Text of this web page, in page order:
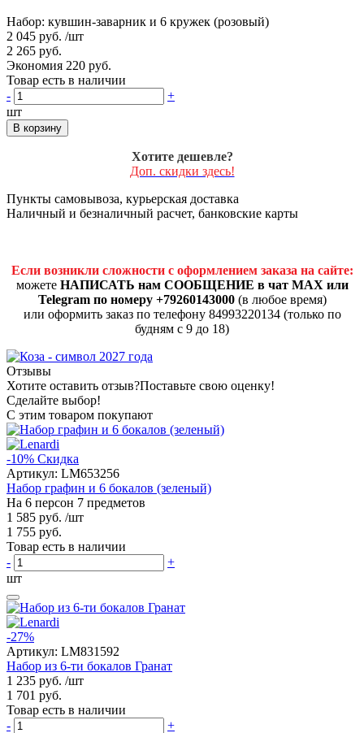
Набор: кувшин-заварник и 6 кружек (розовый)
2 045 руб. /шт
2 265 руб.
Экономия 220 руб.
Товар есть в наличии
-
+
шт
В корзину
Хотите дешевле?
Доп. скидки здесь!
Пункты самовывоза, курьерская доставка
Наличный и безналичный расчет, банковские карты
Если возникли сложности с оформлением заказа на сайте:
можете НАПИСАТЬ нам СООБЩЕНИЕ в чат MAX или
Telegram по номеру +79260143000(в любое время)
или оформить заказ по телефону 84993220134 (только по
будням с 9 до 18)
Отзывы
Хотите оставить отзыв?Поставьте свою оценку!
Сделайте выбор!
С этим товаром покупают
-10% Скидка
Артикул: LM653256
Набор графин и 6 бокалов (зеленый)
На 6 персон 7 предметов
1 585 руб. /шт
1 755 руб.
Товар есть в наличии
-
+
шт
-27%
Артикул: LM831592
Набор из 6-ти бокалов Гранат
1 235 руб. /шт
1 701 руб.
Товар есть в наличии
-
+